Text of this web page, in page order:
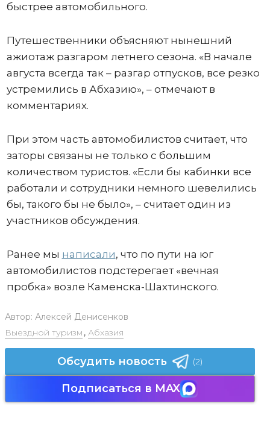
быстрее автомобильного.
Путешественники объясняют нынешний
ажиотаж разгаром летнего сезона. «В начале
августа всегда так – разгар отпусков, все резко
устремились в Абхазию», – отмечают в
комментариях.
При этом часть автомобилистов считает, что
заторы связаны не только с большим
количеством туристов. «Если бы кабинки все
работали и сотрудники немного шевелились
бы, такого бы не было», – считает один из
участников обсуждения.
Ранее мы написали, что по пути на юг
автомобилистов подстерегает «вечная
пробка» возле Каменска-Шахтинского.
Автор: Алексей Денисенков
Выездной туризм , Абхазия
Обсудить новость (2)
Подписаться в MAX